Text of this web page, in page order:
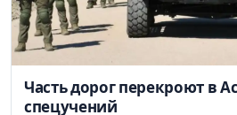
Часть дорог перекроют в
спецучений